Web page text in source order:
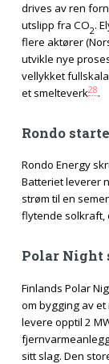
drives av ren
utslipp fra CO2.
flere aktører
utvikle nye
vellykket
et smelteverk28.
Rondo
Rondo Energy
Batteriet leverer
strøm til en
flytende solkraft,
Polar Night
Finlands Polar
om bygging av
levere opptil 2
sitt slag. Den